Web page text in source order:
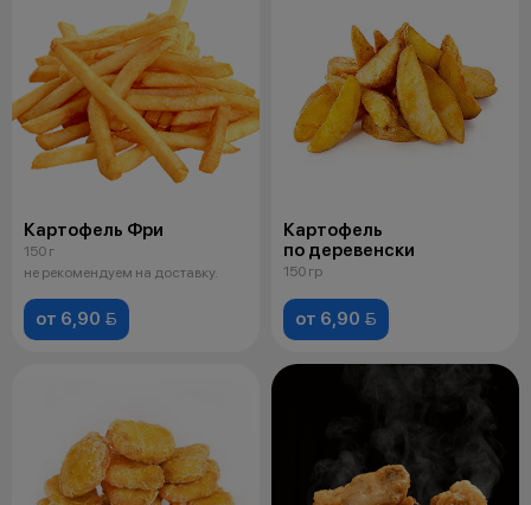
Картофель Фри
150 г
не рекомендуем на доставку.
от 6,90 
Картофель
по деревенски
150 гр
от 6,90 